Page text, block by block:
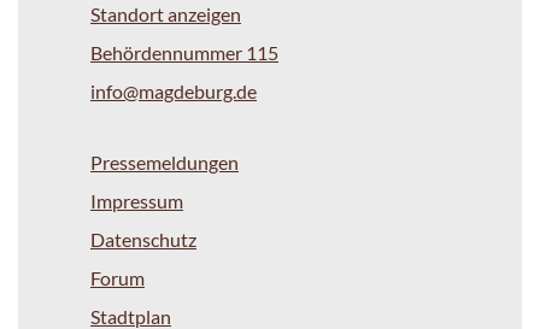
Standort anzeigen
Behördennummer 115
info@magdeburg.de
Pressemeldungen
Impressum
Datenschutz
Forum
Stadtplan